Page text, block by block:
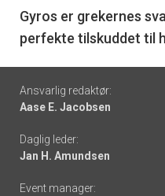
6
Gyros er grekernes
perfekte tilskuddet til
Footer
-
links
Ansvarlig redaktør:
Aase E. Jacobsen
Daglig leder:
Jan H. Amundsen
Event manager: